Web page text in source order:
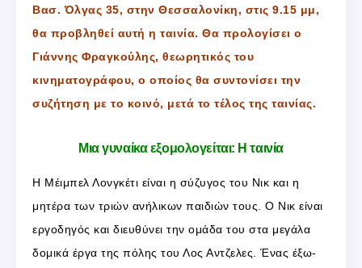
Βασ. Όλγας 35, στην Θεσσαλονίκη, στις 9.15 μμ,
θα προβληθεί αυτή η ταινία. Θα προλογίσει ο
Γιάννης Φραγκούλης, θεωρητικός του
κινηματογράφου, ο οποίος θα συντονίσει την
συζήτηση με το κοινό, μετά το τέλος της ταινίας.
Μια γυναίκα εξομολογείται: Η ταινία
Η Μέιμπελ Λονγκέτι είναι η σύζυγος του Νικ και η
μητέρα των τριών ανήλικων παιδιών τους. Ο Νικ είναι
εργοδηγός και διευθύνει την ομάδα του στα μεγάλα
δομικά έργα της πόλης του Λος Αντζελες. Ένας έξω-